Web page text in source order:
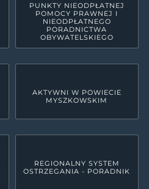
PUNKTY NIEODPŁATNEJ
POMOCY PRAWNEJ I
NIEODPŁATNEGO
PORADNICTWA
OBYWATELSKIEGO
AKTYWNI W POWIECIE
MYSZKOWSKIM
REGIONALNY SYSTEM
OSTRZEGANIA - PORADNIK